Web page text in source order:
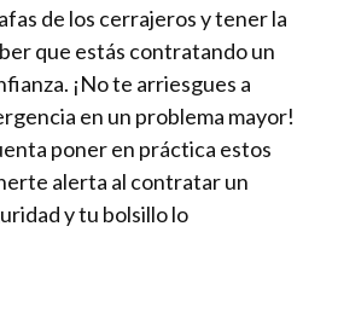
de los cerrajeros y tener la
que estás contratando un
¡No te arriesgues a
en un problema mayor!
poner en práctica estos
alerta al contratar un
y tu bolsillo lo